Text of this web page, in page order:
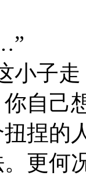
小子
自己
捏的
更何